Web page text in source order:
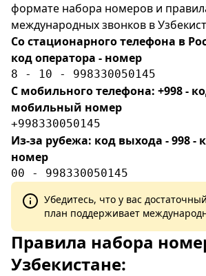
формате набора номеров и
международных звонков в
Со стационарного телефона в
код оператора - номер
8 - 10 - 998330050145
С мобильного телефона: +998 -
мобильный номер
+998330050145
Из-за рубежа: код выхода - 998 -
номер
00 - 998330050145
Убедитесь, что у вас
план поддерживает
Правила набора
Узбекистане: